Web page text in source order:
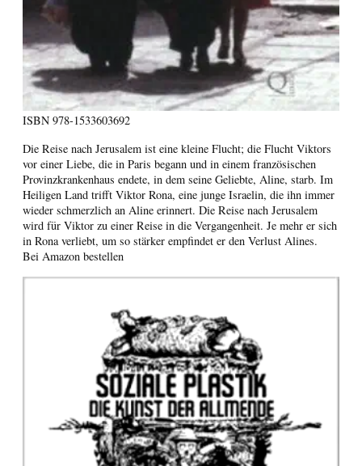
ISBN 978-1533603692
Die Reise nach Jerusalem ist eine kleine Flucht; die Flucht Viktors
vor einer Liebe, die in Paris begann und in einem französischen
Provinzkrankenhaus endete, in dem seine Geliebte, Aline, starb. Im
Heiligen Land trifft Viktor Rona, eine junge Israelin, die ihn immer
wieder schmerzlich an Aline erinnert. Die Reise nach Jerusalem
wird für Viktor zu einer Reise in die Vergangenheit. Je mehr er sich
in Rona verliebt, um so stärker empfindet er den Verlust Alines.
Bei Amazon bestellen